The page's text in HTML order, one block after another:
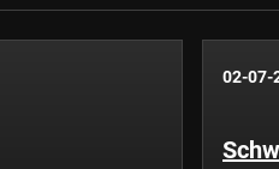
02-07-